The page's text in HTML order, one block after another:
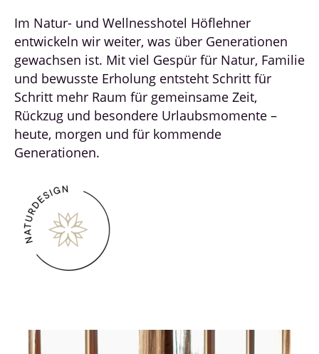
Im Natur- und Wellnesshotel Höflehner
entwickeln wir weiter, was über Generationen
gewachsen ist. Mit viel Gespür für Natur, Familie
und bewusste Erholung entsteht Schritt für
Schritt mehr Raum für gemeinsame Zeit,
Rückzug und besondere Urlaubsmomente –
heute, morgen und für kommende
Generationen.